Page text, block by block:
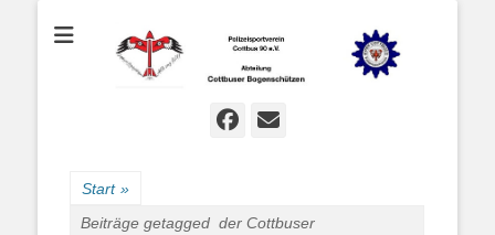
Cottbuser
Bogenschützen
Bogenschießen in Cottbus
Facebook
E-
Start »
Beiträge getagged der Cottbuser